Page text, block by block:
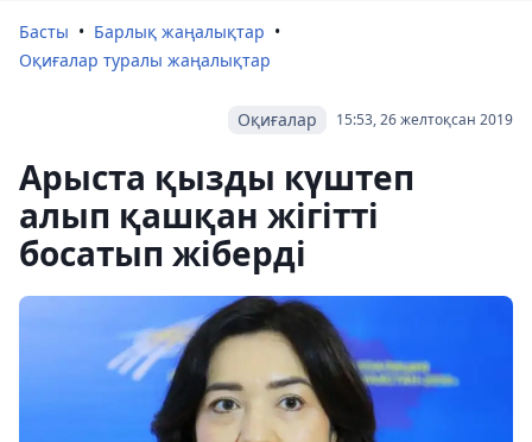
Басты
Барлық жаңалықтар
Оқиғалар туралы жаңалықтар
15:53, 26 желтоқсан 2019
Оқиғалар
Арыста қызды күштеп
алып қашқан жігітті
босатып жіберді